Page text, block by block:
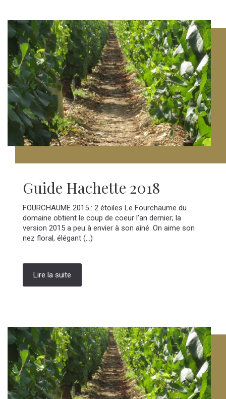
Guide Hachette 2018
FOURCHAUME 2015 : 2 étoiles Le Fourchaume du
domaine obtient le coup de coeur l'an dernier; la
version 2015 a peu à envier à son aîné. On aime son
nez floral, élégant (...)
Lire la suite